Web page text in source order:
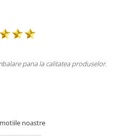
Totul la superlativ!
noastre